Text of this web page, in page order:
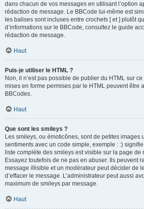
dans chacun de vos messages en utilisant l’option
rédaction de message. Le BBCode lui-même est
les balises sont incluses entre crochets [ et ] plutôt
d’informations sur le BBCode, consultez le guide
rédaction de message.
Haut
Puis-je utiliser le HTML ?
Non, il n’est pas possible de publier du HTML sur
mises en forme permises par le HTML peuvent être
BBCodes.
Haut
Que sont les smileys ?
Les smileys, ou émoticônes, sont de petites images
sentiments avec un code simple, exemple : :)
liste complète des smileys est visible sur la page de
Essayez toutefois de ne pas en abuser. Ils peuvent
message illisible et un modérateur peut décider de
d’effacer le message. L’administrateur peut aussi
maximum de smileys par message.
Haut